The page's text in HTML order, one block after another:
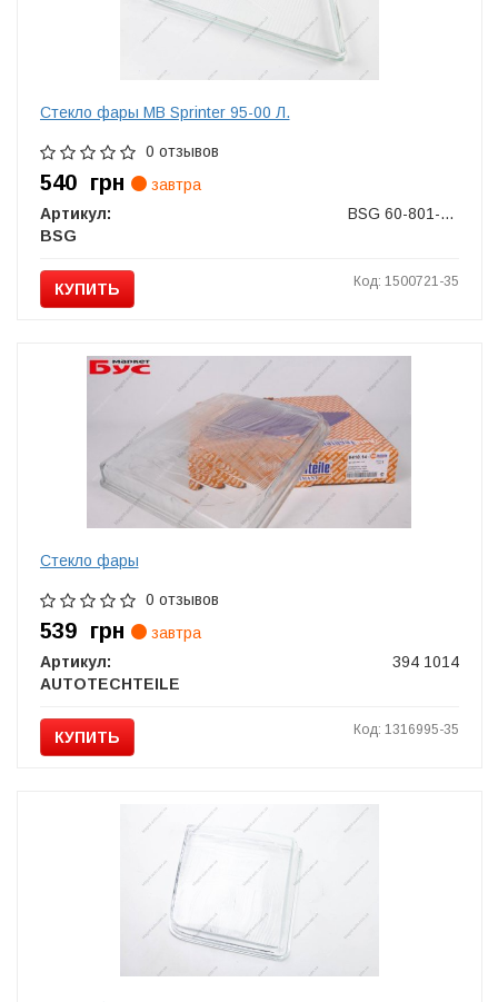
Стекло фары MB Sprinter 95-00 Л.
0 отзывов
540 грн
завтра
Артикул:
BSG 60-801-001
BSG
КУПИТЬ Код: 1500721-35
Стекло фары
0 отзывов
539 грн
завтра
Артикул:
394 1014
AUTOTECHTEILE
КУПИТЬ Код: 1316995-35